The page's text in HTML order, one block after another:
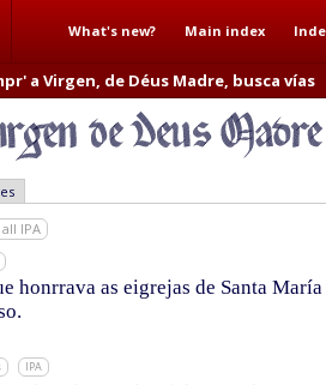
What's new? Main index
a Virgen, de Déus Madre, busca vías
IPA
honrrava as eigrejas de Santa
IPA